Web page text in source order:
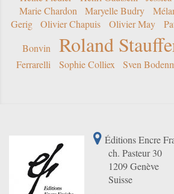
Marie Chardon
Maryelle Budry
Gerig
Olivier Chapuis Olivier May
Bonvin
Roland
Ferrarelli
Sophie Colliex Sven
Éditions Encre
ch. Pasteur 30
1209 Genève
Suisse